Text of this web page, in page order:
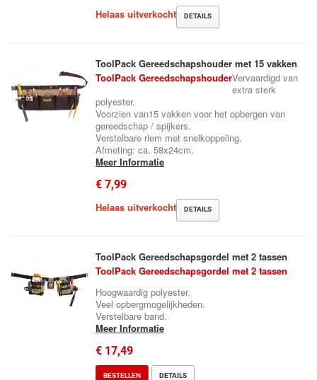
Helaas uitverkocht
DETAILS
ToolPack Gereedschapshouder met 15 vakken
ToolPack GereedschapshouderVervaardigd van
extra sterk
polyester.
Voorzien van15 vakken voor het opbergen van
gereedschap / spijkers.
Verstelbare riem met snelkoppeling.
Afmeting: ca. 58x24cm.
Meer Informatie
€ 7,99
Helaas uitverkocht
DETAILS
ToolPack Gereedschapsgordel met 2 tassen
ToolPack Gereedschapsgordel met 2 tassen
Hoogwaardig polyester.
Veel opbergmogelijkheden.
Verstelbare band.
Meer Informatie
€ 17,49
BESTELLEN DETAILS